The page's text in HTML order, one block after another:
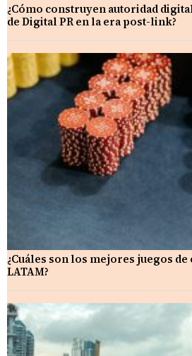
¿Cómo construyen autoridad
de Digital PR en la era post-link?
¿Cuáles son los mejores juegos
LATAM?